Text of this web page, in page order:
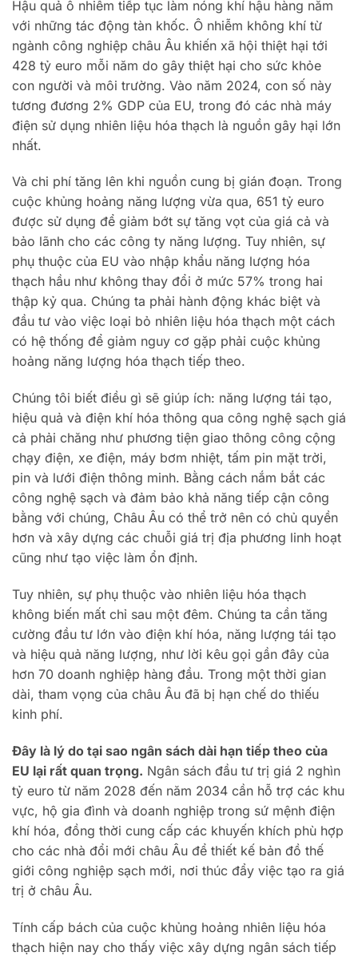
Hậu quả ô nhiễm tiếp tục làm nóng khí hậu hàng năm
với những tác động tàn khốc. Ô nhiễm không khí từ
ngành công nghiệp châu Âu khiến xã hội thiệt hại tới
428 tỷ euro mỗi năm do gây thiệt hại cho sức khỏe
con người và môi trường. Vào năm 2024, con số này
tương đương 2% GDP của EU, trong đó các nhà máy
điện sử dụng nhiên liệu hóa thạch là nguồn gây hại lớn
nhất.
Và chi phí tăng lên khi nguồn cung bị gián đoạn. Trong
cuộc khủng hoảng năng lượng vừa qua, 651 tỷ euro
được sử dụng để giảm bớt sự tăng vọt của giá cả và
bảo lãnh cho các công ty năng lượng. Tuy nhiên, sự
phụ thuộc của EU vào nhập khẩu năng lượng hóa
thạch hầu như không thay đổi ở mức 57% trong hai
thập kỷ qua. Chúng ta phải hành động khác biệt và
đầu tư vào việc loại bỏ nhiên liệu hóa thạch một cách
có hệ thống để giảm nguy cơ gặp phải cuộc khủng
hoảng năng lượng hóa thạch tiếp theo.
Chúng tôi biết điều gì sẽ giúp ích: năng lượng tái tạo,
hiệu quả và điện khí hóa thông qua công nghệ sạch giá
cả phải chăng như phương tiện giao thông công cộng
chạy điện, xe điện, máy bơm nhiệt, tấm pin mặt trời,
pin và lưới điện thông minh. Bằng cách nắm bắt các
công nghệ sạch và đảm bảo khả năng tiếp cận công
bằng với chúng, Châu Âu có thể trở nên có chủ quyền
hơn và xây dựng các chuỗi giá trị địa phương linh hoạt
cũng như tạo việc làm ổn định.
Tuy nhiên, sự phụ thuộc vào nhiên liệu hóa thạch
không biến mất chỉ sau một đêm. Chúng ta cần tăng
cường đầu tư lớn vào điện khí hóa, năng lượng tái tạo
và hiệu quả năng lượng, như lời kêu gọi gần đây của
hơn 70 doanh nghiệp hàng đầu. Trong một thời gian
dài, tham vọng của châu Âu đã bị hạn chế do thiếu
kinh phí.
Đây là lý do tại sao ngân sách dài hạn tiếp theo của
EU lại rất quan trọng. Ngân sách đầu tư trị giá 2 nghìn
tỷ euro từ năm 2028 đến năm 2034 cần hỗ trợ các khu
vực, hộ gia đình và doanh nghiệp trong sứ mệnh điện
khí hóa, đồng thời cung cấp các khuyến khích phù hợp
cho các nhà đổi mới châu Âu để thiết kế bản đồ thế
giới công nghiệp sạch mới, nơi thúc đẩy việc tạo ra giá
trị ở châu Âu.
Tính cấp bách của cuộc khủng hoảng nhiên liệu hóa
thạch hiện nay cho thấy việc xây dựng ngân sách tiếp